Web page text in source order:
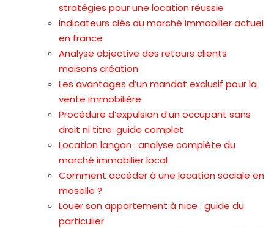
stratégies pour une location réussie
Indicateurs clés du marché immobilier actuel
en france
Analyse objective des retours clients
maisons création
Les avantages d’un mandat exclusif pour la
vente immobilière
Procédure d’expulsion d’un occupant sans
droit ni titre: guide complet
Location langon : analyse complète du
marché immobilier local
Comment accéder à une location sociale en
moselle ?
Louer son appartement à nice : guide du
particulier